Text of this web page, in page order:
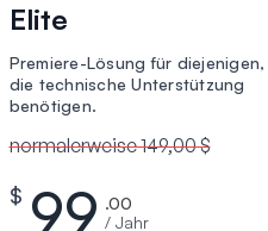
Elite
Premiere-Lösung für diejenigen,
die technische Unterstützung
benötigen.
normalerweise 149,00 $
$ 99 .00
/ Jahr